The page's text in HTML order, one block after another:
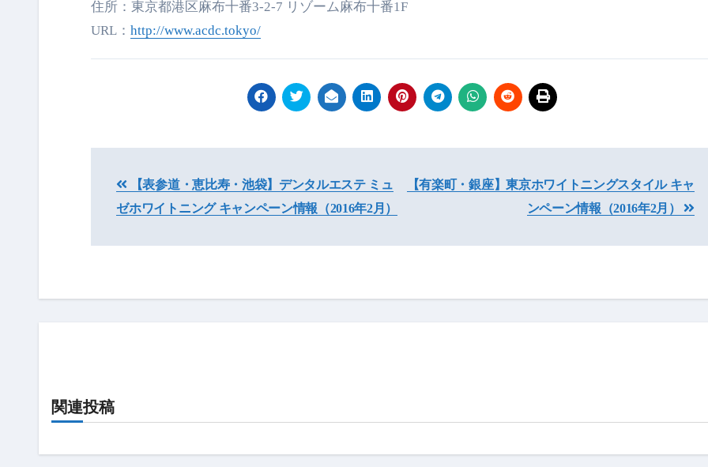
住所：東京都港区麻布十番3-2-7 リゾーム麻布十番1F
URL：http://www.acdc.tokyo/
ン
【表参道・恵比寿・池袋】デンタルエステ ミュ
ゼホワイトニング キャンペーン情報（2016年2月）
【有楽町・銀座】東京ホワイトニングスタイル キャ
ンペーン情報（2016年2月）
関連投稿